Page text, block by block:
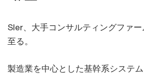
SIer、大手コンサルティングファ
至る。
製造業を中心とした基幹系システ